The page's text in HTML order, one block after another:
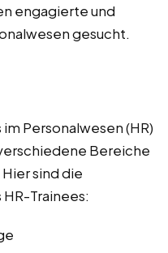
engagierte und
gesucht.
Personalwesen (HR)
Bereiche
sind die
Trainees: